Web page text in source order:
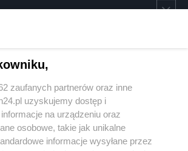
zaufanych partnerów oraz inne
uzyskujemy dostęp i
na urządzeniu oraz
osobowe, takie jak unikalne
informacje wysyłane przez